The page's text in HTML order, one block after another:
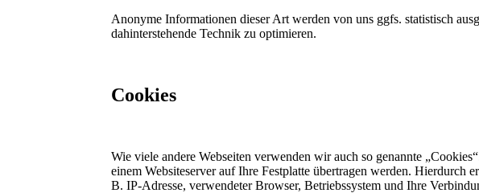
Anonyme Informationen dieser Art werden von uns ggfs. statistisch
dahinterstehende Technik zu optimieren.
Cookies
Wie viele andere Webseiten verwenden wir auch so genannte
einem Websiteserver auf Ihre Festplatte übertragen werden. Hierdurch
B. IP-Adresse, verwendeter Browser, Betriebssystem und Ihre